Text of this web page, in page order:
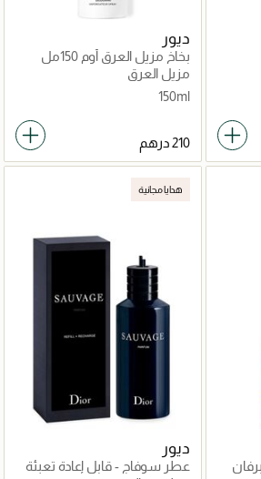
ديور
بخاخ مزيل العرق أوم 150مل
مزيل العرق
150ml
هدايا مجانية
ديور
عطر سوفاج - قابل إعادة تعبئة